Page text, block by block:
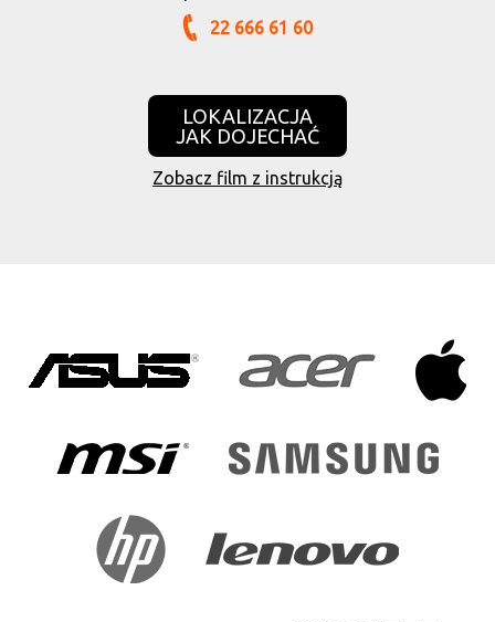
22 666 61 60
LOKALIZACJA
JAK DOJECHAĆ
Zobacz film z instrukcją